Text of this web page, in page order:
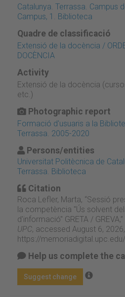
Catalunya. Terrassa. Campus
Campus, 1. Biblioteca
Quadre de classificació
Extensió de la docència /
DOCÈNCIA
Activity
Extensió de la docència
etc.)
Photographic report
Formació d'usuaris a la
Terrassa. 2005-2020
Persons/entities
Universitat Politècnica de
Terrassa. Biblioteca
Citation
Roca Lefler, Marta, “Sessió
la competència "Ús solvent
d'informació" GRETA / GREVA,”
UPC, accessed August 6, 2026,
https://
Help us complete the
Suggest change